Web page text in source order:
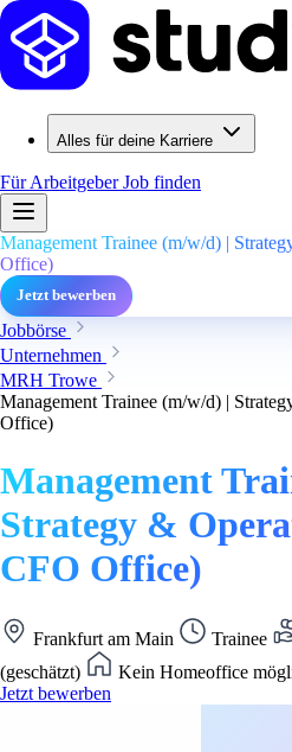
Alles für deine Karriere
Für ArbeitgeberJob finden
Management Trainee (m/w/d) |
Office)
Jetzt bewerben
Jobbörse
Unternehmen
MRH Trowe
Management Trainee (m/w/d) |
Office)
Management
Strategy &
CFO Office)
Frankfurt am Main Trainee
(geschätzt)
Kein Homeoffice
Jetzt bewerben